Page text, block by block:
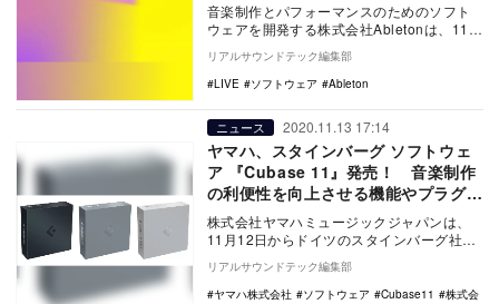
音楽制作とパフォーマンスのためのソフト
ウェアを開発する株式会社Abletonは、11月
15日から期間限定で、Live、Push、…
リアルサウンドテック編集部
LIVE
ソフトウェア Ableton
ニュース 2020.11.13 17:14
ヤマハ、スタインバーグ ソフトウェ
ア 『Cubase 11』発売！ 音楽制作
の利便性を向上させる機能やプラグイ
ンを追加
株式会社ヤマハミュージックジャパンは、
11月12日からドイツのスタインバーグ社が
開発した、音楽制作用DAW・ソフトウェア
『Cub…
リアルサウンドテック編集部
ヤマハ株式会社
ソフトウェア Cubase11
株式会